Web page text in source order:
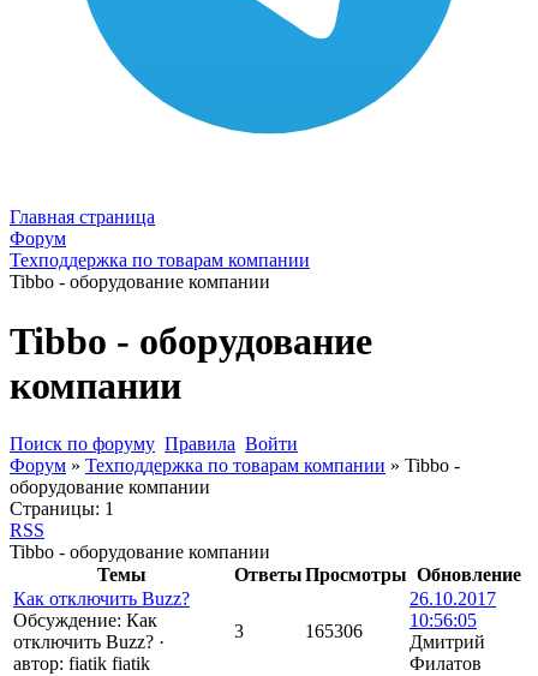
Главная страница
Форум
Техподдержка по товарам компании
Tibbo - оборудование компании
Tibbo - оборудование
компании
Поиск по форуму Правила Войти
Форум » Техподдержка по товарам компании » Tibbo -
оборудование компании
Страницы: 1
RSS
Tibbo - оборудование компании
Темы
ОтветыПросмотры Обновление
Как отключить Buzz?
Обсуждение: Как
отключить Buzz? ·
автор: fiatik fiatik
3 165306
26.10.2017
10:56:05
Дмитрий
Филатов